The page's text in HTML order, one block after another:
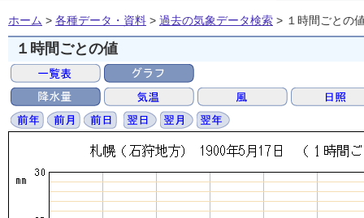
ホーム > 各種データ・資料 > 過去の気象データ検索 > １時間ごとの
１時間ごとの値